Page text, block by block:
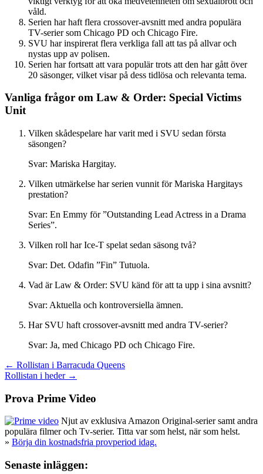
våld.
Serien har haft flera crossover-avsnitt med andra populära
TV-serier som Chicago PD och Chicago Fire.
SVU har inspirerat flera verkliga fall att tas på allvar och
nystas upp av polisen.
Serien har fortsatt att vara populär trots att den har gått över
20 säsonger, vilket visar på dess tidlösa och relevanta tema.
Vanliga frågor om Law & Order: Special Victims
Unit
Vilken skådespelare har varit med i SVU sedan första
säsongen?
Svar: Mariska Hargitay.
Vilken utmärkelse har serien vunnit för Mariska Hargitays
prestation?
Svar: En Emmy för ”Outstanding Lead Actress in a Drama
Series”.
Vilken roll har Ice-T spelat sedan säsong två?
Svar: Det. Odafin ”Fin” Tutuola.
Vad är Law & Order: SVU känd för att ta upp i sina avsnitt?
Svar: Aktuella och kontroversiella ämnen.
Har SVU haft crossover-avsnitt med andra TV-serier?
Svar: Ja, med Chicago PD och Chicago Fire.
Inläggsnavigering
← Rollistan i Barracuda Queens
Rollistan i heder →
Prova Prime Video
Njut av exklusiva Amazon Original-serier samt andra
populära filmer och Tv-serier. Titta var som helst, när som helst.
» Börja din kostnadsfria provperiod idag.
Senaste inläggen: